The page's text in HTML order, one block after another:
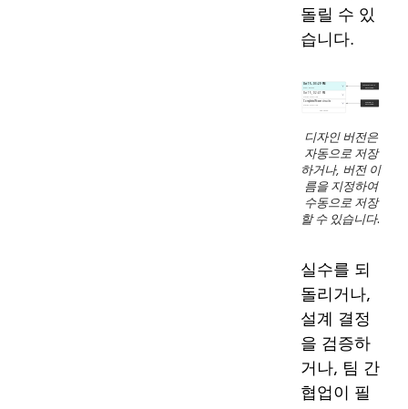
돌릴 수 있
습니다.
디자인 버전은
자동으로 저장
하거나, 버전 이
름을 지정하여
수동으로 저장
할 수 있습니다.
실수를 되
돌리거나,
설계 결정
을 검증하
거나, 팀 간
협업이 필